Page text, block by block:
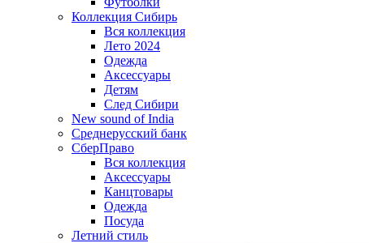
Коллекция Сибирь
Вся коллекция
Лето 2024
Одежда
Аксессуары
Детям
След Сибири
New sound of India
Среднерусский банк
СберПраво
Вся коллекция
Аксессуары
Канцтовары
Одежда
Посуда
Летний стиль